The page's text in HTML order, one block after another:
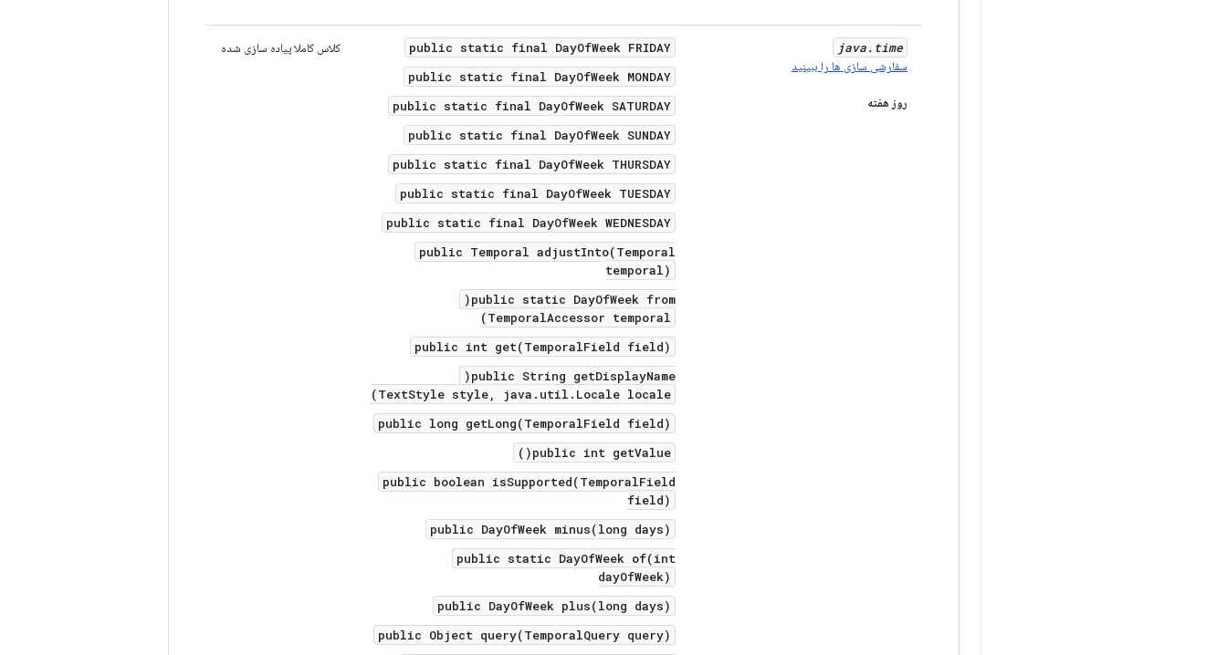
java. time
سفارشی سازی ها را ببینید
روز هفته
public static final DayOfWeek FRIDAY
public static final DayOfWeek MONDAY
public static final DayOfWeek SATURDAY
public static final DayOfWeek SUNDAY
public static final DayOfWeek THURSDAY
public static final DayOfWeek TUESDAY
public static final DayOfWeek WEDNESDAY
public Temporal adjustInto(Temporal
temporal)
public static DayOfWeek from(
TemporalAccessor temporal)
public int get(TemporalField field)
public String getDisplayName(
TextStyle style, java.util.Locale locale)
public long getLong(TemporalField field)
public int getValue()
public boolean isSupported(TemporalField
field)
public DayOfWeek minus(long days)
public static DayOfWeek of(int
dayOfWeek)
public DayOfWeek plus(long days)
public Object query(TemporalQuery query)
کلاس کاملا پیاده سازی شده